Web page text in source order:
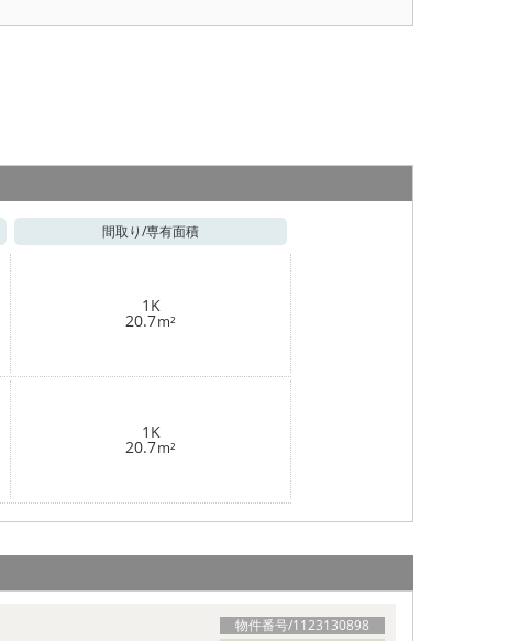
間取り/専有面積
1K
20.7m²
1K
20.7m²
物件番号/1123130898